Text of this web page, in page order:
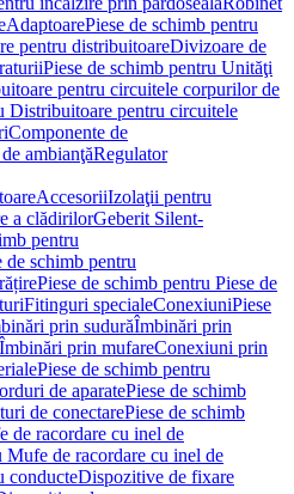
AdaptoarePiese de schimb pentru
pentru distribuitoareDivizoare de
Piese de schimb pentru Unităţi
pentru circuitele corpurilor de
Distribuitoare pentru circuitele
Componente de
ambianţăRegulator
AccesoriiIzolaţii pentru
a clădirilorGeberit Silent-
pentru
de schimb pentru
Piese de schimb pentru Piese de
Fitinguri specialeConexiuniPiese
prin sudurăÎmbinări prin
prin mufareConexiuni prin
Piese de schimb pentru
de aparatePiese de schimb
de conectarePiese de schimb
de racordare cu inel de
Mufe de racordare cu inel de
conducteDispozitive de fixare